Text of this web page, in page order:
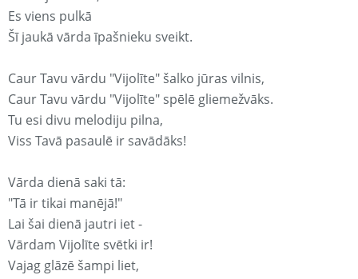
Es viens pulkā
Šī jaukā vārda īpašnieku sveikt.
Caur Tavu vārdu "Vijolīte" šalko jūras vilnis,
Caur Tavu vārdu "Vijolīte" spēlē gliemežvāks.
Tu esi divu melodiju pilna,
Viss Tavā pasaulē ir savādāks!
Vārda dienā saki tā:
"Tā ir tikai manējā!"
Lai šai dienā jautri iet -
Vārdam Vijolīte svētki ir!
Vajag glāzē šampi liet,